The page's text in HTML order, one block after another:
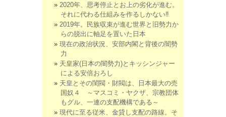
2020年、思考停止とお上の劣化が進む。
それに代わる仕組みを作るしかない‼
2019年。民族収束が進む世界と旧勢力か
らの脱出に軸足を置いた日本
現在の政治状況、安部内閣と背後の闇勢
力
天皇家(日本の闇勢力)とキッシンジャー
による安倍おろし
天皇とその閨閥・財閥は、日本最大の売
国奴４ ～マスコミ・ヤクザ、宗教団体
もグル、一連の支配機構である～
現代に至る従米、金貸し支配の路線。そ